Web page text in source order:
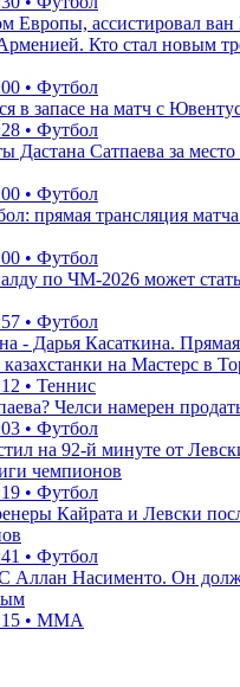
Европы, ассистировал ван
Кто стал новым
• Футбол
в запасе на матч с
• Футбол
Дастана Сатпаева за место
• Футбол
прямая трансляция
• Футбол
по ЧМ-2026 может
• Футбол
- Дарья Касаткина.
на Мастерс в
• Теннис
Челси намерен
• Футбол
на 92-й минуте от
чемпионов
• Футбол
Кайрата и Левски
• Футбол
Аллан Насименто. Он
• ММА